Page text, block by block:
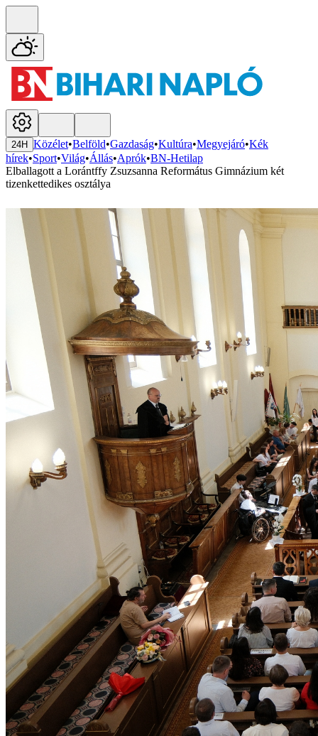
24H Közélet•Belföld•Gazdaság•Kultúra•Megyejáró•Kék
hírek•Sport•Világ•Állás•Aprók•BN-Hetilap
Elballagott a Lorántffy Zsuzsanna Református Gimnázium két
tizenkettedikes osztálya